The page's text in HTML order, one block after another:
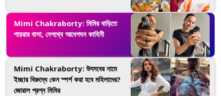
Mimi Chakraborty: মিমির বাড়িতে
পায়রার বাসা, নেপথ্যে আবেগঘন কাহিনী
Mimi Chakraborty: উৎসবের নামে
ইচ্ছার বিরুদ্ধে কেন স্পর্শ করা হবে মহিলাদের?
জোরাল প্রশ্ন মিমির